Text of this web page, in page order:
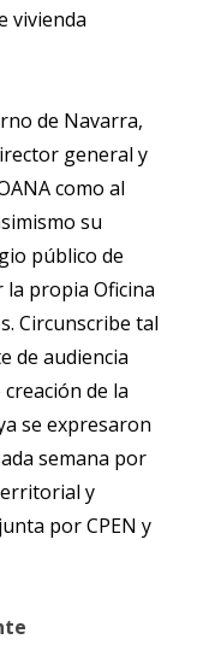
vivienda
de Navarra,
general y
como al
su
público de
la propia Oficina
Circunscribe tal
de audiencia
de la
se expresaron
semana por
y
por CPEN y